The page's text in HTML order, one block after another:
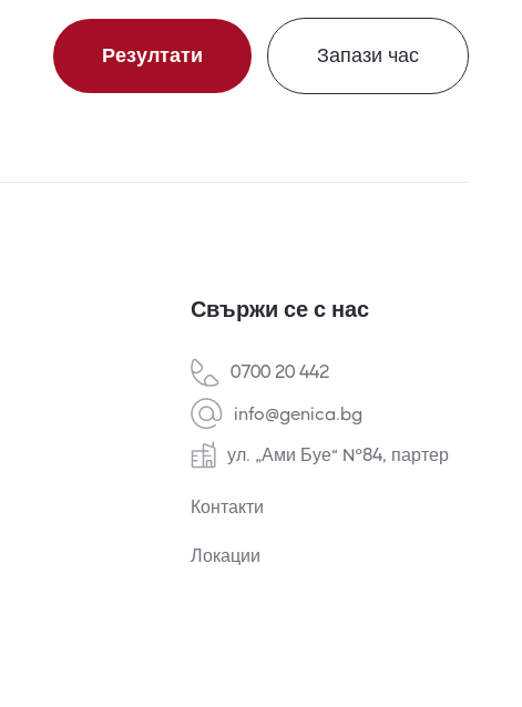
Резултати Запази час
Свържи се с нас
0700 20 442
info@genica.bg
ул. „Ами Буе“ №84, партер
Контакти
Локации